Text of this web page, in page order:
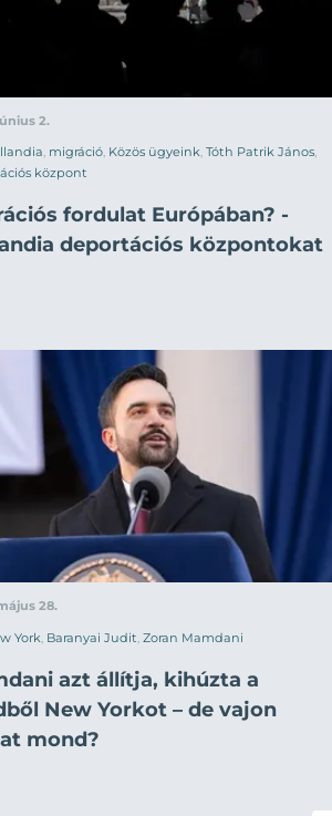
2.
, migráció, Közös ügyeink, Tóth Patrik János,
központ
fordulat Európában? -
deportációs központokat
28.
York Baranyai Judit Zoran Mamdani
azt állítja, kihúzta a
New Yorkot – de vajon
mond?